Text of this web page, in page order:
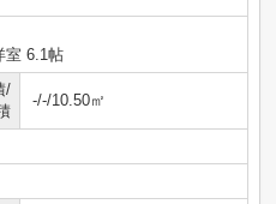
室 6.1帖
/
-/-/10.50㎡